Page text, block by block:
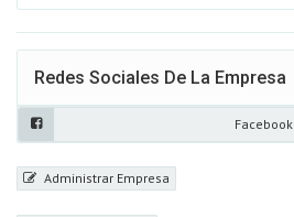
Redes Sociales De La Empresa
Facebook
Administrar Empresa